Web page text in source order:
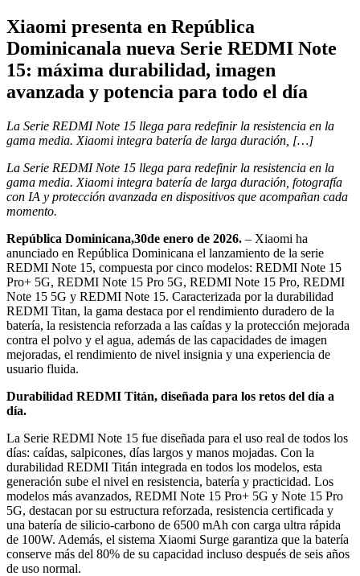
Xiaomi presenta en República
Dominicanala nueva Serie REDMI Note
15: máxima durabilidad, imagen
avanzada y potencia para todo el día
La Serie REDMI Note 15 llega para redefinir la resistencia en la
gama media. Xiaomi integra batería de larga duración, […]
La Serie REDMI Note 15 llega para redefinir la resistencia en la
gama media. Xiaomi integra batería de larga duración, fotografía
con IA y protección avanzada en dispositivos que acompañan cada
momento.
República Dominicana,30de enero de 2026. – Xiaomi ha
anunciado en República Dominicana el lanzamiento de la serie
REDMI Note 15, compuesta por cinco modelos: REDMI Note 15
Pro+ 5G, REDMI Note 15 Pro 5G, REDMI Note 15 Pro, REDMI
Note 15 5G y REDMI Note 15. Caracterizada por la durabilidad
REDMI Titan, la gama destaca por el rendimiento duradero de la
batería, la resistencia reforzada a las caídas y la protección mejorada
contra el polvo y el agua, además de las capacidades de imagen
mejoradas, el rendimiento de nivel insignia y una experiencia de
usuario fluida.
Durabilidad REDMI Titán, diseñada para los retos del día a
día.
La Serie REDMI Note 15 fue diseñada para el uso real de todos los
días: caídas, salpicones, días largos y manos mojadas. Con la
durabilidad REDMI Titán integrada en todos los modelos, esta
generación sube el nivel en resistencia, batería y practicidad. Los
modelos más avanzados, REDMI Note 15 Pro+ 5G y Note 15 Pro
5G, destacan por su estructura reforzada, resistencia certificada y
una batería de silicio-carbono de 6500 mAh con carga ultra rápida
de 100W. Además, el sistema Xiaomi Surge garantiza que la batería
conserve más del 80% de su capacidad incluso después de seis años
de uso normal.